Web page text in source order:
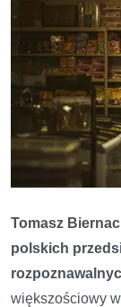
Tomasz
polskich
większościowy